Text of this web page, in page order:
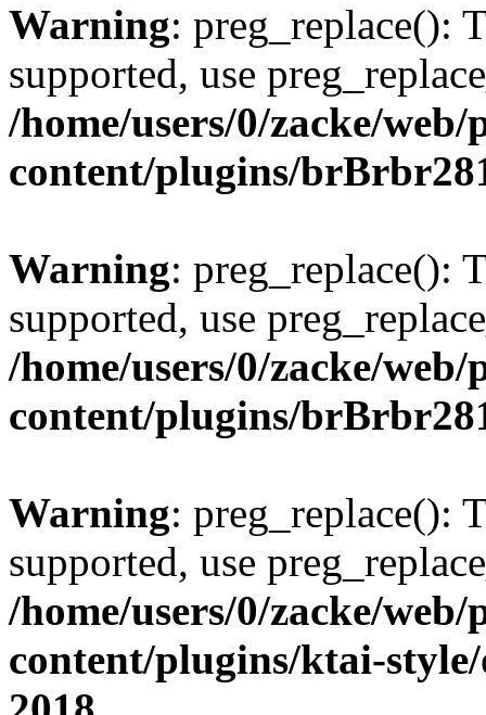
Warning: preg_replace():
supported, use
/home/users/0/zacke/
content/plugins/
Warning: preg_replace():
supported, use
/home/users/0/zacke/
content/plugins/
Warning: preg_replace():
supported, use
/home/users/0/zacke/
content/plugins/ktai-